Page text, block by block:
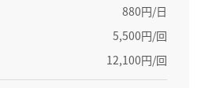
880円/日
5,500円/回
12,100円/回